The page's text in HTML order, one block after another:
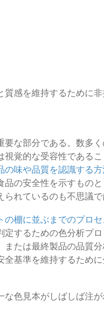
感を維持するために
な部分である。数多く
覚的な受容性である
味や品質を認識する
の安全性を示すもの
れているのも不思議で
棚に並ぶまでのプロ
するための色分析プ
たは最終製品の品質
全基準を維持するため
色見本がしばしば注が